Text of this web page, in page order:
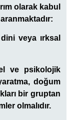
olarak kabul
veya ırksal
ve psikolojik
doğum
bir gruptan
olmalıdır.